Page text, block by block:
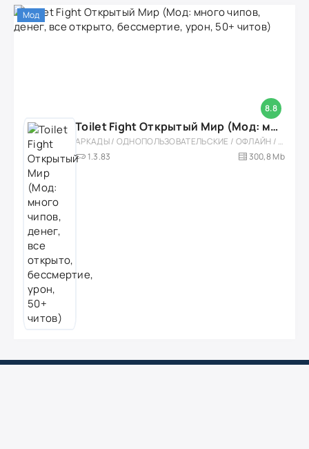
8.8
Мод
Toilet Fight Открытый Мир (Мод: много чипов, денег, все открыто, бессмертие, урон, 50+ читов)
АРКАДЫ / ОДНОПОЛЬЗОВАТЕЛЬСКИЕ / ОФЛАЙН / МОД / РОЛЕВЫЕ / ШУТЕРЫ / ОТКРЫТЫЙ МИР / ВСТРОЕННЫЙ КЕШ / 3D / ЭКШЕНЫ / ТУАЛЕТНЫЕ ВОЙНЫ / ДЛЯ ДЕТЕЙ
1.3.83
300,8 Mb